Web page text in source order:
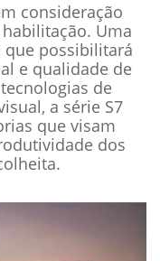
consideração
Uma
que possibilitará
e qualidade de
de
a série S7
que visam
dos